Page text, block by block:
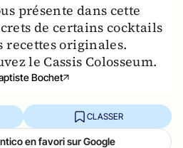
présente dans cette
de certains cocktails
recettes originales.
le Cassis Colosseum.
Bochet
CLASSER
en favori sur Google